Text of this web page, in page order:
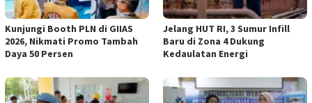
Kunjungi Booth PLN di GIIAS
2026, Nikmati Promo Tambah
Daya 50 Persen
Jelang HUT RI, 3 Sumur Infill
Baru di Zona 4 Dukung
Kedaulatan Energi